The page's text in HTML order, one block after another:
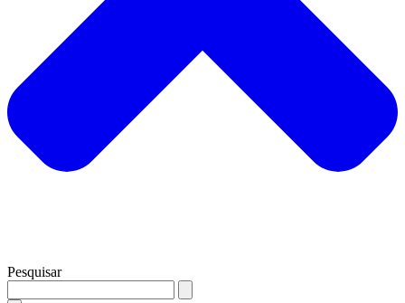
Pesquisar